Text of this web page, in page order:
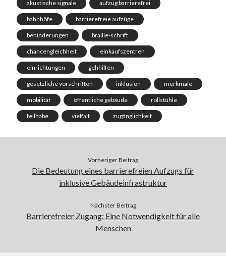
akustische signale aufzug barrierefrei
bahnhöfe barrierefreie aufzüge
behinderungen braille-schrift
chancengleichheit einkaufszentren
einrichtungen gehhilfen
gesetzliche vorschriften inklusion merkmale
mobilität öffentliche gebäude rollstühle
teilhabe vielfalt zugänglichkeit
Vorheriger Beitrag
Die Bedeutung eines barrierefreien Aufzugs für
inklusive Gebäudeinfrastruktur
Nächster Beitrag
Barrierefreier Zugang: Eine Notwendigkeit für alle
Menschen